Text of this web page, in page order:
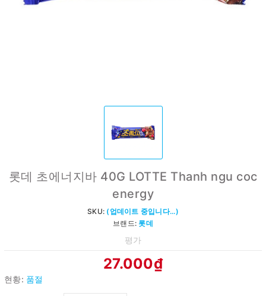
롯데 초에너지바 40G LOTTE Thanh ngu coc
energy
SKU: (업데이트 중입니다...)
브랜드:롯데
평가
27.000₫
현황: 품절